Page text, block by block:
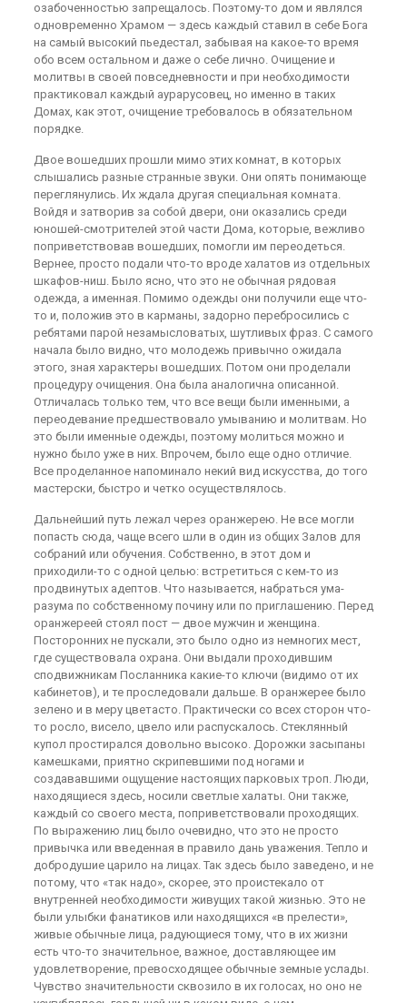
озабоченностью запрещалось. Поэтому-то дом и являлся
одновременно Храмом — здесь каждый ставил в себе Бога
на самый высокий пьедестал, забывая на какое-то время
обо всем остальном и даже о себе лично. Очищение и
молитвы в своей повседневности и при необходимости
практиковал каждый аурарусовец, но именно в таких
Домах, как этот, очищение требовалось в обязательном
порядке.
Двое вошедших прошли мимо этих комнат, в которых
слышались разные странные звуки. Они опять понимающе
переглянулись. Их ждала другая специальная комната.
Войдя и затворив за собой двери, они оказались среди
юношей-смотрителей этой части Дома, которые, вежливо
поприветствовав вошедших, помогли им переодеться.
Вернее, просто подали что-то вроде халатов из отдельных
шкафов-ниш. Было ясно, что это не обычная рядовая
одежда, а именная. Помимо одежды они получили еще что-
то и, положив это в карманы, задорно перебросились с
ребятами парой незамысловатых, шутливых фраз. С самого
начала было видно, что молодежь привычно ожидала
этого, зная характеры вошедших. Потом они проделали
процедуру очищения. Она была аналогична описанной.
Отличалась только тем, что все вещи были именными, а
переодевание предшествовало умыванию и молитвам. Но
это были именные одежды, поэтому молиться можно и
нужно было уже в них. Впрочем, было еще одно отличие.
Все проделанное напоминало некий вид искусства, до того
мастерски, быстро и четко осуществлялось.
Дальнейший путь лежал через оранжерею. Не все могли
попасть сюда, чаще всего шли в один из общих Залов для
собраний или обучения. Собственно, в этот дом и
приходили-то с одной целью: встретиться с кем-то из
продвинутых адептов. Что называется, набраться ума-
разума по собственному почину или по приглашению. Перед
оранжереей стоял пост — двое мужчин и женщина.
Посторонних не пускали, это было одно из немногих мест,
где существовала охрана. Они выдали проходившим
сподвижникам Посланника какие-то ключи (видимо от их
кабинетов), и те проследовали дальше. В оранжерее было
зелено и в меру цветасто. Практически со всех сторон что-
то росло, висело, цвело или распускалось. Стеклянный
купол простирался довольно высоко. Дорожки засыпаны
камешками, приятно скрипевшими под ногами и
создававшими ощущение настоящих парковых троп. Люди,
находящиеся здесь, носили светлые халаты. Они также,
каждый со своего места, поприветствовали проходящих.
По выражению лиц было очевидно, что это не просто
привычка или введенная в правило дань уважения. Тепло и
добродушие царило на лицах. Так здесь было заведено, и не
потому, что «так надо», скорее, это проистекало от
внутренней необходимости живущих такой жизнью. Это не
были улыбки фанатиков или находящихся «в прелести»,
живые обычные лица, радующиеся тому, что в их жизни
есть что-то значительное, важное, доставляющее им
удовлетворение, превосходящее обычные земные услады.
Чувство значительности сквозило в их голосах, но оно не